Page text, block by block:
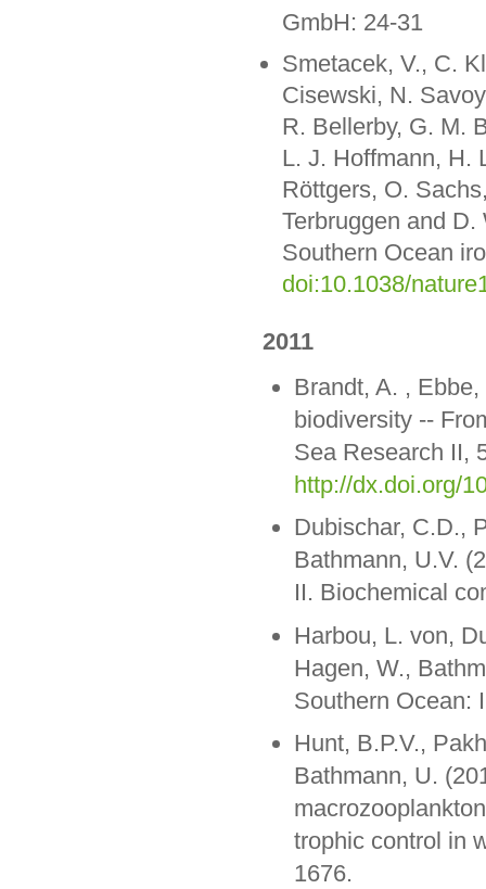
GmbH: 24-31
Smetacek, V., C.
Cisewski, N.
R. Bellerby, G. M.
L. J. Hoffmann, H.
Röttgers, O.
Terbruggen and
Southern Ocean
doi:10.1038/
2011
Brandt, A. ,
biodiversity --
Sea Research II,
http://dx.doi.org/
Dubischar, C.D.,
Bathmann, U.V.
II. Biochemical
Harbou, L. von,
Hagen, W.,
Southern Ocean:
Hunt, B.P.V.,
Bathmann, U.
trophic control in
1676.